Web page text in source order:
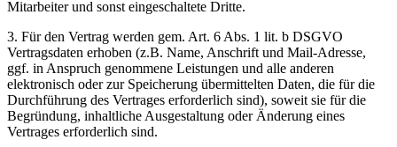
Mitarbeiter und sonst eingeschaltete Dritte.
3. Für den Vertrag werden gem. Art. 6 Abs. 1 lit. b DSGVO
Vertragsdaten erhoben (z.B. Name, Anschrift und Mail-Adresse,
ggf. in Anspruch genommene Leistungen und alle anderen
elektronisch oder zur Speicherung übermittelten Daten, die für die
Durchführung des Vertrages erforderlich sind), soweit sie für die
Begründung, inhaltliche Ausgestaltung oder Änderung eines
Vertrages erforderlich sind.